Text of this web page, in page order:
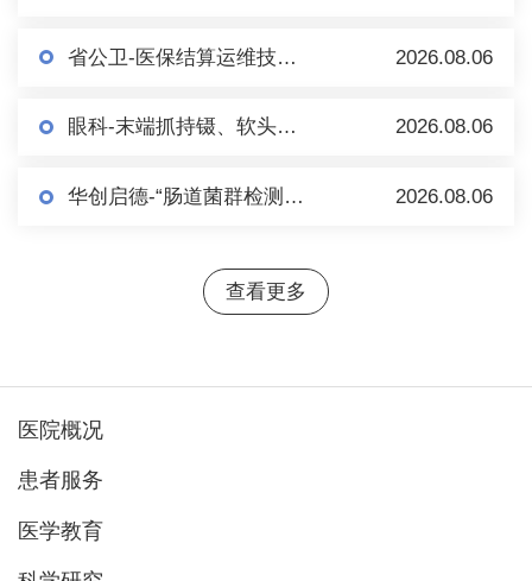
省公卫-医保结算运维技术服务市场调研 2026.08.06
眼科-末端抓持镊、软头移液手柄、内界膜镊等眼科耗材/手术器械 市场调研 2026.08.06
华创启德-“肠道菌群检测+肠菌制备”项目市场调研 2026.08.06
查看更多
医院概况
患者服务
医学教育